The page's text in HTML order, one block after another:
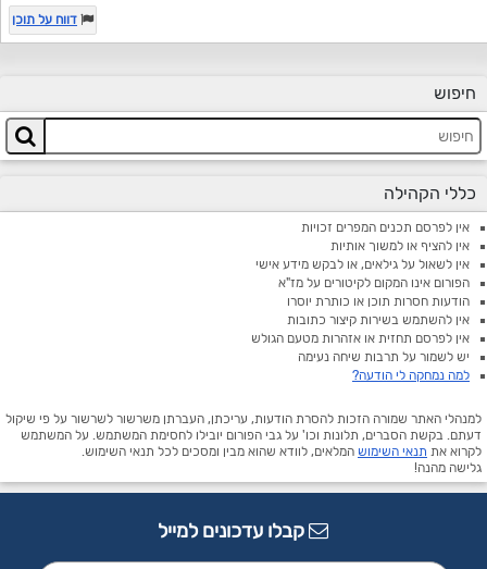
דווח על תוכן
חיפוש
כללי הקהילה
אין לפרסם תכנים המפרים זכויות
אין להציף או למשוך אותיות
אין לשאול על גילאים, או לבקש מידע אישי
הפורום אינו המקום לקיטורים על מז"א
הודעות חסרות תוכן או כותרת יוסרו
אין להשתמש בשירות קיצור כתובות
אין לפרסם תחזית או אזהרות מטעם הגולש
יש לשמור על תרבות שיחה נעימה
למה נמחקה לי הודעה?
למנהלי האתר שמורה הזכות להסרת הודעות, עריכתן, העברתן משרשור לשרשור על פי שיקול
דעתם. בקשת הסברים, תלונות וכו' על גבי הפורום יובילו לחסימת המשתמש. על המשתמש
לקרוא את תנאי השימוש המלאים, לוודא שהוא מבין ומסכים לכל תנאי השימוש.
גלישה מהנה!
קבלו עדכונים למייל